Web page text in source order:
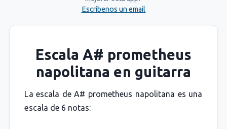
Escríbenos un email
Escala A# prometheus
napolitana en guitarra
La escala de A# prometheus napolitana es una
escala de 6 notas: